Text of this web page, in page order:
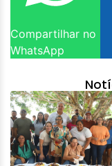
Compartilhar no
WhatsApp